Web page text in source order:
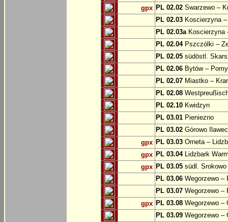
gpx PL 02.02 Swarzewo –
PL 02.03 Koscierzyna
PL 02.03aKoscierzyna
PL 02.04Pszczólki –
PL 02.05 südöstl.
PL 02.06 Bytów –
PL 02.07 Miastko –
PL 02.08
PL 02.10 Kwidzyn
PL 03.01 Pieniezno
PL 03.02 Górowo
gpx PL 03.03 Orneta –
gpx PL 03.04Lidzbark
gpx PL 03.05 südl.
PL 03.06 Wegorzewo –
PL 03.07 Wegorzewo –
gpx PL 03.08 Wegorzewo –
PL 03.09 Wegorzewo –